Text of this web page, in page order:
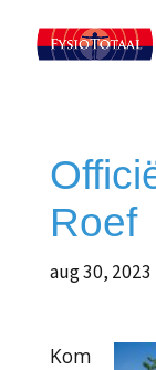
Roef
aug 30, 2023
Kom